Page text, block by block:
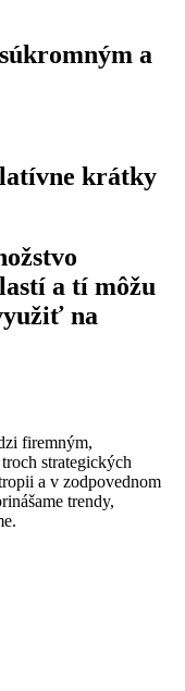
a
krátky
a tí môžu
na
firemným,
strategických
a v zodpovednom
trendy,